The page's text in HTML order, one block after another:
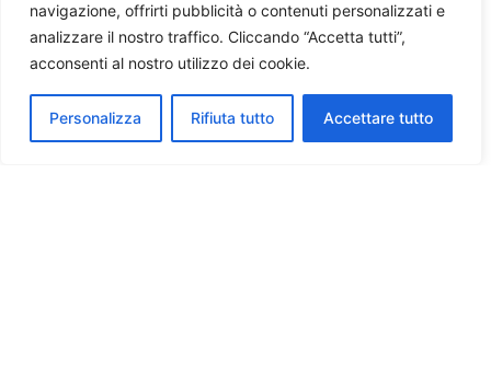
navigazione, offrirti pubblicità o contenuti personalizzati e
analizzare il nostro traffico. Cliccando “Accetta tutti”,
acconsenti al nostro utilizzo dei cookie.
Personalizza Rifiuta tutto Accettare tutto